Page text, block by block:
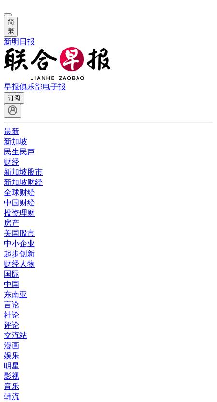
简
繁
新明日报
早报俱乐部电子报
订阅
最新
新加坡
民生民声
财经
新加坡股市
新加坡财经
全球财经
中国财经
投资理财
房产
美国股市
中小企业
起步创新
财经人物
国际
中国
东南亚
言论
社论
评论
交流站
漫画
娱乐
明星
影视
音乐
韩流